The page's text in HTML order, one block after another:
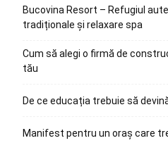
Bucovina Resort – Refugiul
tradiționale și relaxare spa
Cum să alegi o firmă de
tău
De ce educația trebuie să
Manifest pentru un oraș care